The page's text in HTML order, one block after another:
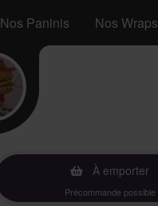
Nos Paninis Nos Wraps
À emporter
Précommande possible